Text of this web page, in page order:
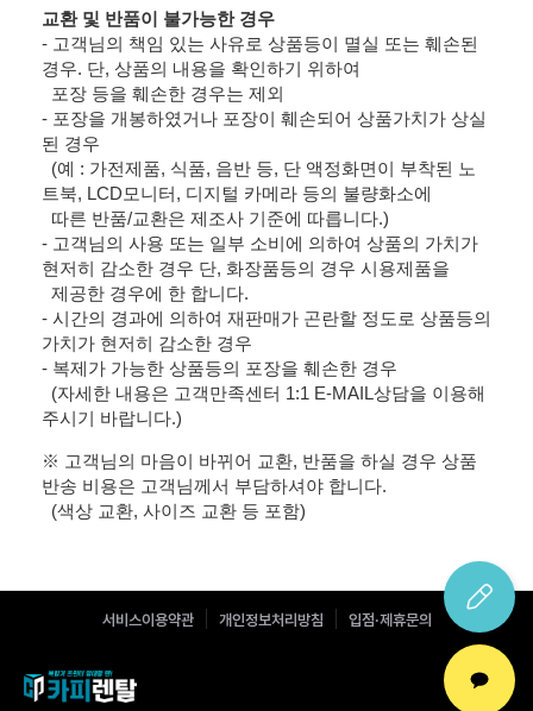
교환 및 반품이 불가능한 경우
- 고객님의 책임 있는 사유로 상품등이 멸실 또는 훼손된
경우. 단, 상품의 내용을 확인하기 위하여
포장 등을 훼손한 경우는 제외
- 포장을 개봉하였거나 포장이 훼손되어 상품가치가 상실
된 경우
(예 : 가전제품, 식품, 음반 등, 단 액정화면이 부착된 노
트북, LCD모니터, 디지털 카메라 등의 불량화소에
따른 반품/교환은 제조사 기준에 따릅니다.)
- 고객님의 사용 또는 일부 소비에 의하여 상품의 가치가
현저히 감소한 경우 단, 화장품등의 경우 시용제품을
제공한 경우에 한 합니다.
- 시간의 경과에 의하여 재판매가 곤란할 정도로 상품등의
가치가 현저히 감소한 경우
- 복제가 가능한 상품등의 포장을 훼손한 경우
(자세한 내용은 고객만족센터 1:1 E-MAIL상담을 이용해
주시기 바랍니다.)
※ 고객님의 마음이 바뀌어 교환, 반품을 하실 경우 상품
반송 비용은 고객님께서 부담하셔야 합니다.
(색상 교환, 사이즈 교환 등 포함)
서비스이용약관 개인정보처리방침 입점·제휴문의